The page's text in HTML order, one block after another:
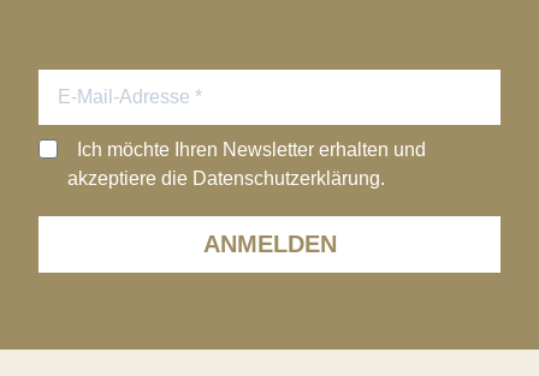
ANMELDEN
Ich möchte Ihren Newsletter erhalten und
akzeptiere die Datenschutzerklärung.